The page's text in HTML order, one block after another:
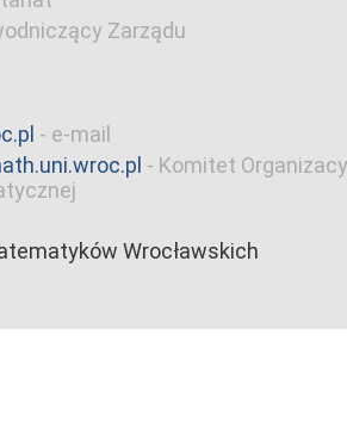
Zarządu
- e-mail
- Komitet
Wrocławskich